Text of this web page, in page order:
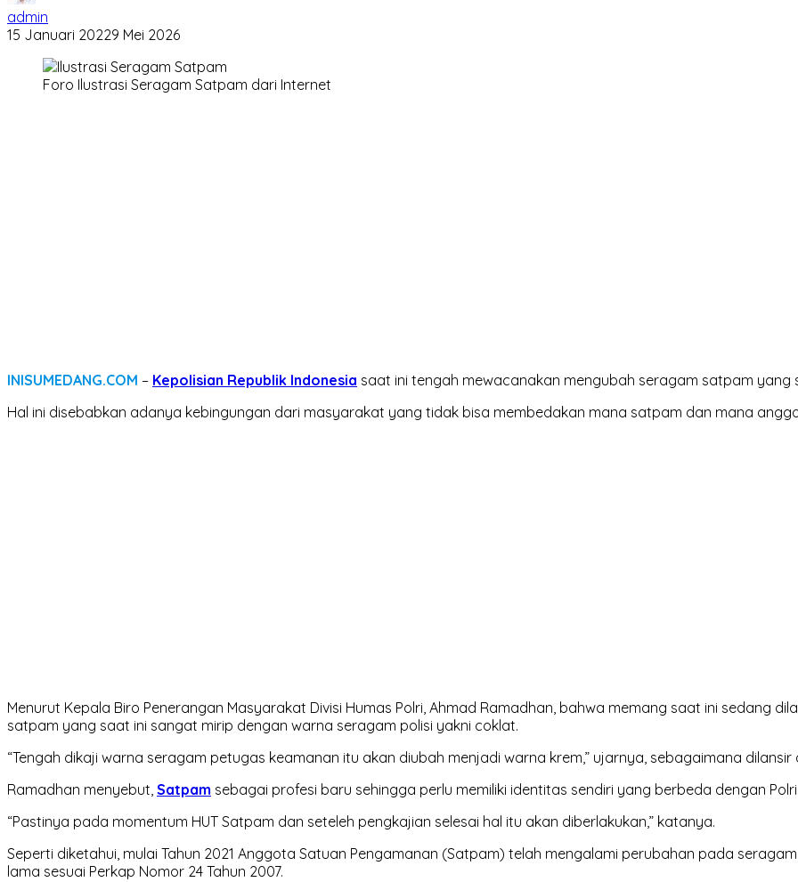
admin
15 Januari 20229 Mei 2026
Foro Ilustrasi Seragam Satpam dari Internet
INISUMEDANG.COM – Kepolisian Republik Indonesia saat ini tengah mewacanakan mengubah seragam satpam yang
Hal ini disebabkan adanya kebingungan dari masyarakat yang tidak bisa membedakan mana satpam dan mana
Menurut Kepala Biro Penerangan Masyarakat Divisi Humas Polri, Ahmad Ramadhan, bahwa memang saat ini sedang
satpam yang saat ini sangat mirip dengan warna seragam polisi yakni coklat.
“Tengah dikaji warna seragam petugas keamanan itu akan diubah menjadi warna krem,” ujarnya, sebagaimana
Ramadhan menyebut, Satpam sebagai profesi baru sehingga perlu memiliki identitas sendiri yang berbeda dengan Polri.
“Pastinya pada momentum HUT Satpam dan seteleh pengkajian selesai hal itu akan diberlakukan,” katanya.
Seperti diketahui, mulai Tahun 2021 Anggota Satuan Pengamanan (Satpam) telah mengalami perubahan pada
lama sesuai Perkap Nomor 24 Tahun 2007.